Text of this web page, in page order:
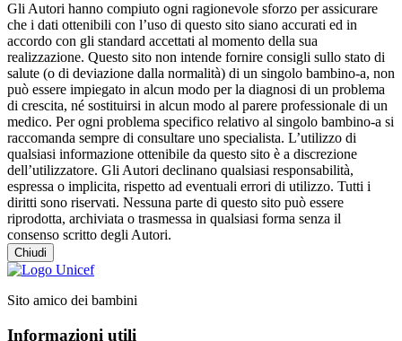
Gli Autori hanno compiuto ogni ragionevole sforzo per assicurare
che i dati ottenibili con l’uso di questo sito siano accurati ed in
accordo con gli standard accettati al momento della sua
realizzazione. Questo sito non intende fornire consigli sullo stato di
salute (o di deviazione dalla normalità) di un singolo bambino-a, non
può essere impiegato in alcun modo per la diagnosi di un problema
di crescita, né sostituirsi in alcun modo al parere professionale di un
medico. Per ogni problema specifico relativo al singolo bambino-a si
raccomanda sempre di consultare uno specialista. L’utilizzo di
qualsiasi informazione ottenibile da questo sito è a discrezione
dell’utilizzatore. Gli Autori declinano qualsiasi responsabilità,
espressa o implicita, rispetto ad eventuali errori di utilizzo. Tutti i
diritti sono riservati. Nessuna parte di questo sito può essere
riprodotta, archiviata o trasmessa in qualsiasi forma senza il
consenso scritto degli Autori.
Chiudi
Sito amico dei bambini
Informazioni utili